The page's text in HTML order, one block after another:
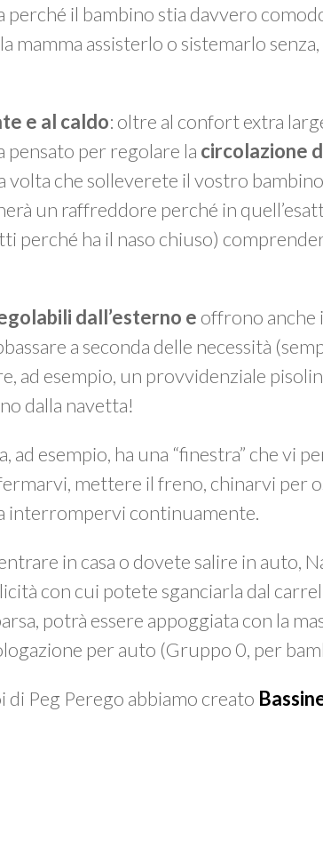
perché il bambino stia davvero
mamma assisterlo o sistemarlo
e al caldo: oltre al confort extra
pensato per regolare la circolazione
volta che solleverete il vostro
un raffreddore perché in
perché ha il naso chiuso)
dall’esterno e offrono anche
a seconda delle necessità
ad esempio, un provvidenziale
dalla navetta!
ad esempio, ha una “finestra” che vi
mettere il freno, chinarvi per
interrompervi continuamente.
in casa o dovete salire in auto,
con cui potete sganciarla dal
potrà essere appoggiata con la
per auto (Gruppo 0, per
di Peg Perego abbiamo creato